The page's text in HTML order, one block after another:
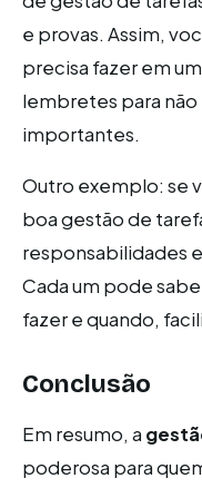
e provas. Assim,
precisa fazer em
lembretes para não
importantes.
Outro exemplo: se
boa gestão de
responsabilidades
Cada um pode
fazer e quando,
Conclusão
Em resumo, a
poderosa para